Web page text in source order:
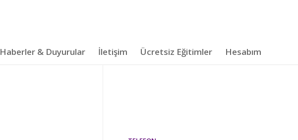
Haberler & Duyurular İletişim Ücretsiz Eğitimler Hesabım